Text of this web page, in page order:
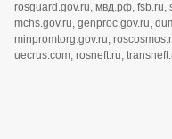
rosguard.gov.ru, мвд.рф, fsb.ru,
mchs.gov.ru, genproc.gov.ru,
minpromtorg.gov.ru,
uecrus.com, rosneft.ru,